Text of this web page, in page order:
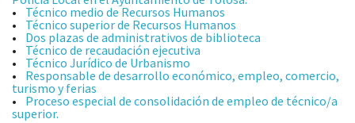
Técnico medio de Recursos Humanos
Técnico superior de Recursos Humanos
Dos plazas de administrativos de biblioteca
Técnico de recaudación ejecutiva
Técnico Jurídico de Urbanismo
Responsable de desarrollo económico, empleo, comercio,
turismo y ferias
Proceso especial de consolidación de empleo de técnico/a
superior.